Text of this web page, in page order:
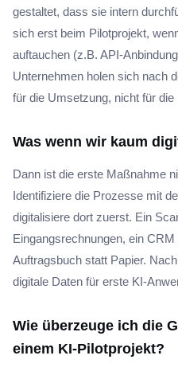
gestaltet, dass sie intern
sich erst beim Pilotprojekt,
auftauchen (z.B. API-
Unternehmen holen sich nach
für die Umsetzung, nicht für die
Was wenn wir kaum
Dann ist die erste Maßnahme
Identifiziere die Prozesse mit
digitalisiere dort zuerst. Ein
Eingangsrechnungen, ein
Auftragsbuch statt Papier.
digitale Daten für erste KI-
Wie überzeuge ich die
einem KI-Pilotprojekt?